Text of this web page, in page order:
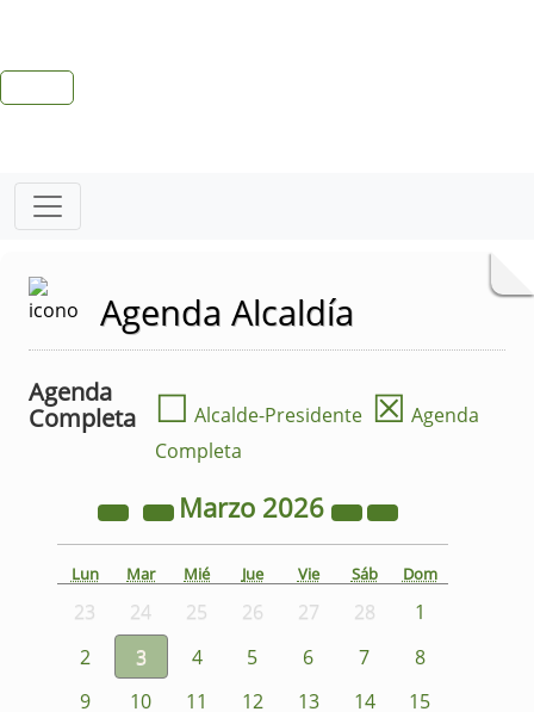
Agenda Alcaldía
Agenda
Completa
☐ Alcalde-Presidente ☒ Agenda
Completa
Marzo 2026
Lun Mar Mié Jue Vie Sáb Dom
23 24 25 26 27 28
1
2
3 4 5 6 7
8
9
10 11 12 13 14
15